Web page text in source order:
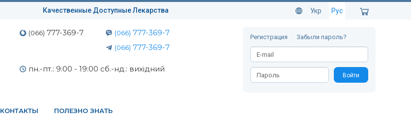
Качественные Доступные Лекарства Укр Рус
(066) 777-369-7 (066) 777-369-7
(066) 777-369-7
пн.-пт.: 9:00 - 19:00 сб.-нд.: вихідний
Регистрация Забыли пароль?
Войти
КОНТАКТЫ ПОЛЕЗНО ЗНАТЬ